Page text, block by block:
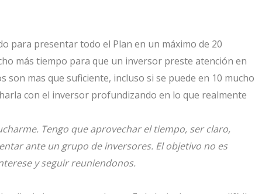
para presentar todo el Plan en un máximo de 20
más tiempo para que un inversor preste atención en
mas que suficiente, incluso si se puede en 10 mucho
con el inversor profundizando en lo que realmente
Tengo que aprovechar el tiempo, ser claro,
ante un grupo de inversores. El objetivo no es
y seguir reuniendonos.